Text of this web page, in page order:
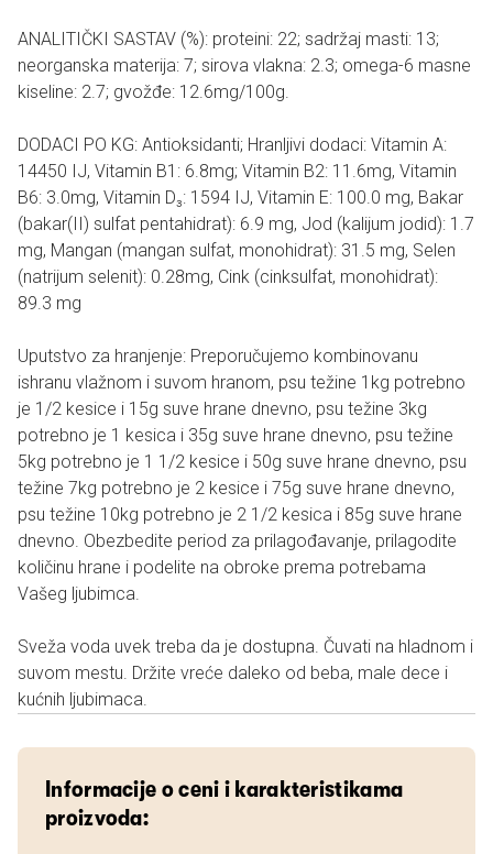
ANALITIČKI SASTAV (%): proteini: 22; sadržaj masti: 13;
neorganska materija: 7; sirova vlakna: 2.3; omega-6 masne
kiseline: 2.7; gvožđe: 12.6mg/100g.
DODACI PO KG: Antioksidanti; Hranljivi dodaci: Vitamin A:
14450 IJ, Vitamin B1: 6.8mg; Vitamin B2: 11.6mg, Vitamin
B6: 3.0mg, Vitamin D₃: 1594 IJ, Vitamin E: 100.0 mg, Bakar
(bakar(II) sulfat pentahidrat): 6.9 mg, Jod (kalijum jodid): 1.7
mg, Mangan (mangan sulfat, monohidrat): 31.5 mg, Selen
(natrijum selenit): 0.28mg, Cink (cinksulfat, monohidrat):
89.3 mg
Uputstvo za hranjenje: Preporučujemo kombinovanu
ishranu vlažnom i suvom hranom, psu težine 1kg potrebno
je 1/2 kesice i 15g suve hrane dnevno, psu težine 3kg
potrebno je 1 kesica i 35g suve hrane dnevno, psu težine
5kg potrebno je 1 1/2 kesice i 50g suve hrane dnevno, psu
težine 7kg potrebno je 2 kesice i 75g suve hrane dnevno,
psu težine 10kg potrebno je 2 1/2 kesica i 85g suve hrane
dnevno. Obezbedite period za prilagođavanje, prilagodite
količinu hrane i podelite na obroke prema potrebama
Vašeg ljubimca.
Sveža voda uvek treba da je dostupna. Čuvati na hladnom i
suvom mestu. Držite vreće daleko od beba, male dece i
kućnih ljubimaca.
Informacije o ceni i karakteristikama
proizvoda: